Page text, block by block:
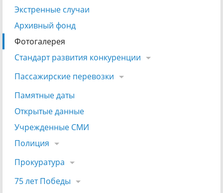
Экстренные случаи
Архивный фонд
Фотогалерея
Стандарт развития конкуренции
Пассажирские перевозки
Памятные даты
Открытые данные
Учрежденные СМИ
Полиция
Прокуратура
75 лет Победы